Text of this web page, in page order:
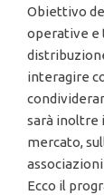
Obiettivo
operative e
interagire
sarà inoltre
mercato,
Ecco il